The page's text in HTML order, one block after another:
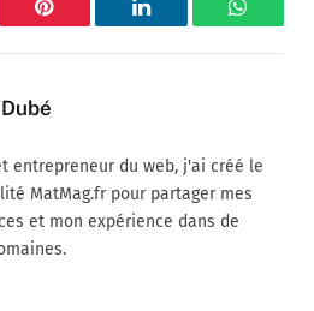
Pinterest LinkedIn
entrepreneur du web, j'ai créé le
MatMag.fr pour partager mes
et mon expérience dans de